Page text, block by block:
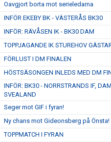
Oavgjort borta mot serieledarna
INFÖR EKEBY BK - VÄSTERÅS BK30
INFÖR: RÄVÅSEN IK - BK30 DAM
TOPPJAGANDE IK STUREHOV
FÖRLUST I DM FINALEN
HÖSTSÄSONGEN INLEDS MED DM
INFÖR: BK30 - NORRSTRANDS IF,
SVEALAND
Seger mot GIF i fyran!
Ny chans mot Gideonsberg på Önsta!
TOPPMATCH I FYRAN